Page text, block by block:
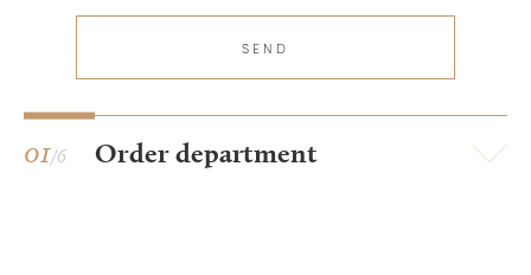
Wiadomośćzostała wysłana
SEND
01/6 Order department